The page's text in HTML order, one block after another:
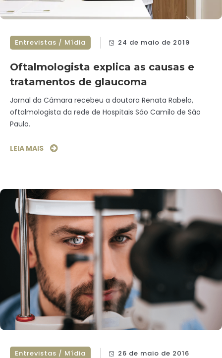
Entrevistas / Mídia 24 de maio de 2019
Oftalmologista explica as causas e
tratamentos de glaucoma
Jornal da Câmara recebeu a doutora Renata Rabelo,
oftalmologista da rede de Hospitais São Camilo de São
Paulo.
LEIA MAIS
Entrevistas / Mídia 26 de maio de 2016